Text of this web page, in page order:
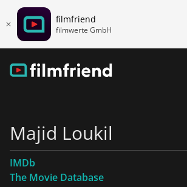
filmfriend
filmwerte GmbH
Majid Loukil
IMDb
The Movie Database